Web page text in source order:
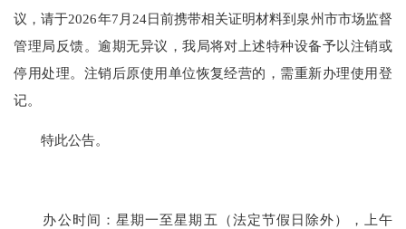
议，请于2026年7月24日前携带相关证明材料到泉州市市场监督
管理局反馈。逾期无异议，我局将对上述特种设备予以注销或
停用处理。注销后原使用单位恢复经营的，需重新办理使用登
记。
特此公告。
办公时间：星期一至星期五（法定节假日除外），上午